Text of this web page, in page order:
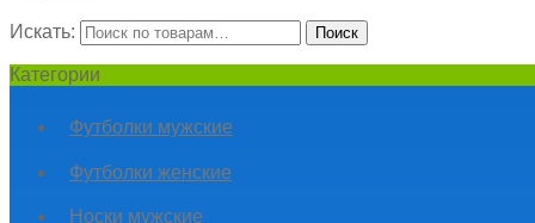
Искать: Поиск
Категории
Футболки мужские
Футболки женские
Носки мужские